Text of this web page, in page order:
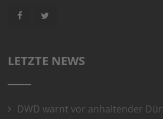
LETZTE NEWS
DWD warnt vor anhaltender